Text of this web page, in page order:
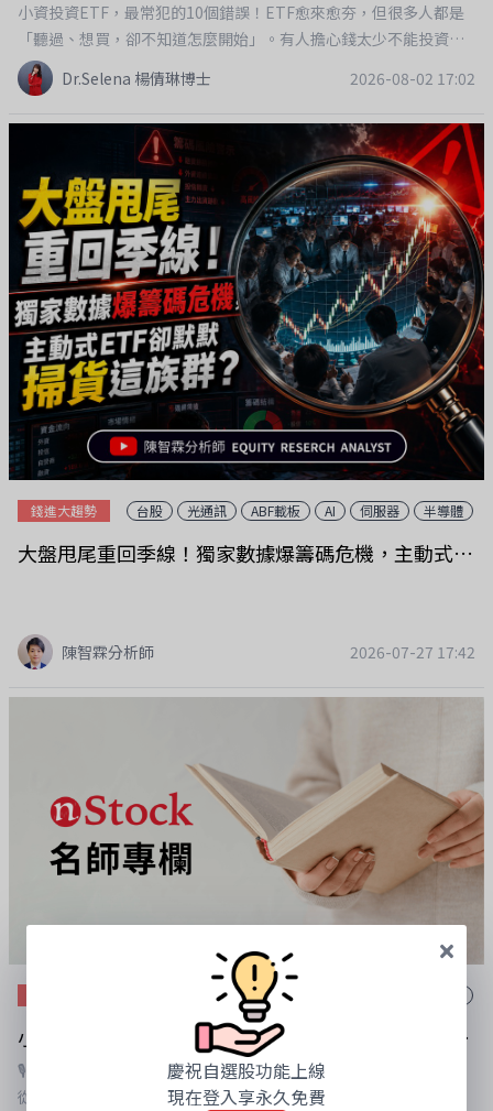
小資投資ETF，最常犯的10個錯誤！ETF愈來愈夯，但很多人都是
「聽過、想買，卻不知道怎麼開始」。有人擔心錢太少不能投資，
也有人以為10元的ETF一定比100元便宜，甚至市場一跌就想停
扣、停損……其實，這些都是新手最常遇到的迷思！這一集《小資
大哉問》，由 Bella 代班主持，我和大家一起破解ETF投資最常見
的10個問題，幫助你少走冤枉路，建立正確的投資觀念。✨ 本集精
彩內容：✔ ETF到底是什麼？為什麼愈來愈多人投資？✔ 幾千元也
能開始投資嗎？✔ 第一次該買一檔，還是一次買很多檔？✔ 市值
型、高股息、主題型、主動式ETF，到底怎麼選？✔ ETF價格10元
真的比100元便宜嗎？✔ 定期定額是不是就可以完全不用看盤？✔
ETF會不會下市？本金會全部不見嗎？✔ 市場大跌，到底該加碼還
是停扣？✔ 新手一定要養成的投資好習慣有哪些？節目裡分享一句
一直很相信的話：「投資最重要的，不是買在最低點，而是開始得
夠早。」很多人一直等「最好的時機」，最後卻什麼都沒開始。其
實，對大多數人來說，持續投入、長期投資，比猜高低點更重要。
如果你剛開始接觸ETF，或身邊有朋友正想開始投資，這一集很適
合收藏起來，也分享給需要的人。現在加入 #懶人存股APP年方案，
超值福利一次送給你！ 贈送價值 3,888元【Dr.Selena ETF財富加速
我把多年投資經驗濃縮成一套完整課程，讓零基礎也能輕鬆開始。
立即訂閱 #懶人存股APP年方案：https://glx.tw/42orYO再加碼贈
送 Dr.Selena 一路發發幸運致富好禮三件組 內含幸運金幣及開運金
https://glx.tw/42orYO你最近有趁下跌加碼ETF嗎？還是選擇先觀
望？代班主持人Bella IG
https://www.instagram.com/bellachuchuxxoo?
https://www.facebook.com/share/19J4FTECD3/?
mibextid=wwXIfr📲 如果不知道自己適合哪一種ETF，也不知道該
如何配置，可以參考 懶人存股APP，提供ETF篩選、配息資訊、定
期定額規劃及投資組合管理等功能，幫助投資更有方向。加入會
員，支持節目： https://drselena.firstory.io/join
Dr.Selena 楊倩琳博士 2026-08-02 17:02
錢進大趨勢 台股 光通訊 ABF載板 AI 伺服器 半導體
大盤甩尾重回季線！獨家數據爆籌碼危機，主動式ETF卻默默掃貨這族群？
陳智霖分析師 2026-07-27 17:42
小資愛樂活：投資ETF，也別忘了投資健康！從沙棘看見人生最大的財富複利！
🎙️ 《小資變有錢》Podcast｜小資愛樂活 EP.健康才是最大的本金！
從沙棘看見健康複利的人生💗 主持人｜Dr.Selena 楊倩琳博士✨ 來
慶祝自選股功能上線
現在登入享永久免費